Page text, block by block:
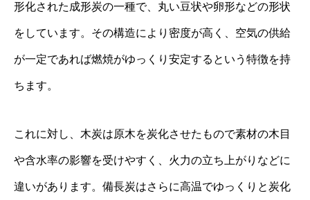
形化された成形炭の一種で、丸い豆状や卵形などの形状
をしています。その構造により密度が高く、空気の供給
が一定であれば燃焼がゆっくり安定するという特徴を持
ちます。
これに対し、木炭は原木を炭化させたもので素材の木目
や含水率の影響を受けやすく、火力の立ち上がりなどに
違いがあります。備長炭はさらに高温でゆっくりと炭化